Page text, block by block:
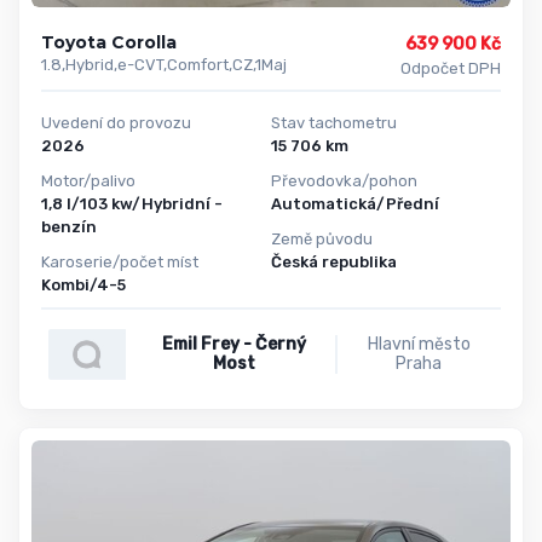
Toyota Corolla
1.8,Hybrid,e-CVT,Comfort,CZ,1Maj
639 900 Kč
Odpočet DPH
Uvedení do provozu
2026
Motor/palivo
1,8 l/103 kw/Hybridní -
benzín
Karoserie/počet míst
Kombi/4-5
Stav tachometru
15 706 km
Převodovka/pohon
Automatická/Přední
Země původu
Česká republika
Emil Frey - Černý
Most
Hlavní město
Praha